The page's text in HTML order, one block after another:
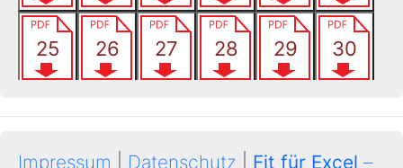
Impressum Datenschutz Fit für Excel –